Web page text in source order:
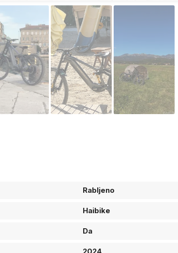
Rabljeno
Haibike
Da